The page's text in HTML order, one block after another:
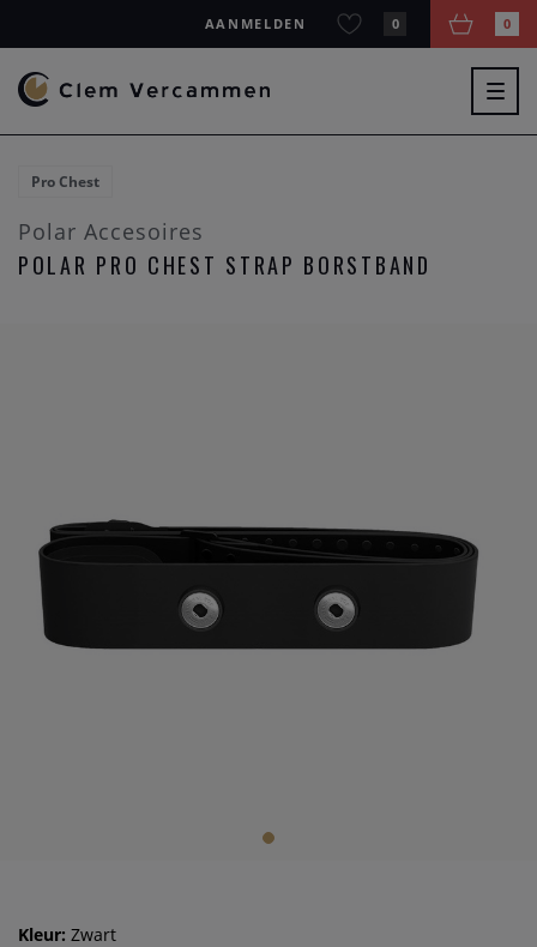
AANMELDEN 0 0
Pro Chest
Polar Accesoires
POLAR PRO CHEST STRAP BORSTBAND
Kleur: Zwart